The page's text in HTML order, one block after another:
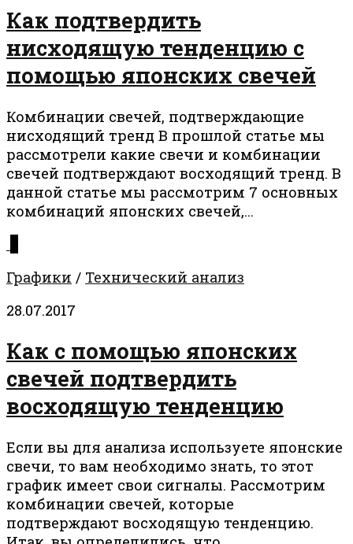
Как подтвердить
нисходящую тенденцию с
помощью японских свечей
Комбинации свечей, подтверждающие
нисходящий тренд В прошлой статье мы
рассмотрели какие свечи и комбинации
свечей подтверждают восходящий тренд. В
данной статье мы рассмотрим 7 основных
комбинаций японских свечей,...
Графики / Технический анализ
28.07.2017
Как с помощью японских
свечей подтвердить
восходящую тенденцию
Если вы для анализа используете японские
свечи, то вам необходимо знать, то этот
график имеет свои сигналы. Рассмотрим
комбинации свечей, которые
подтверждают восходящую тенденцию.